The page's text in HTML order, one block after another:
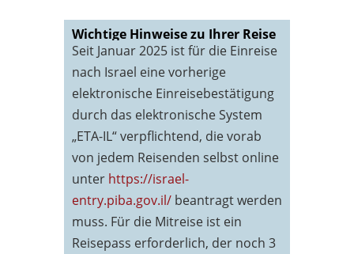
Wichtige Hinweise zu Ihrer Reise
Seit Januar 2025 ist für die Einreise
nach Israel eine vorherige
elektronische Einreisebestätigung
durch das elektronische System
„ETA-IL“ verpflichtend, die vorab
von jedem Reisenden selbst online
unter https://israel-
entry.piba.gov.il/beantragt werden
muss. Für die Mitreise ist ein
Reisepass erforderlich, der noch 3